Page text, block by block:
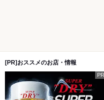
[PR]おススメのお店・情報
PR